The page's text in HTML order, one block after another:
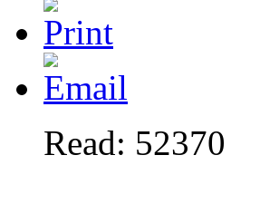
Read: 52370